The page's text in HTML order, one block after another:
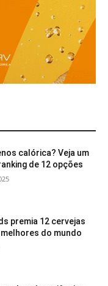
calórica? Veja um
de 12 opções
premia 12 cervejas
do mundo